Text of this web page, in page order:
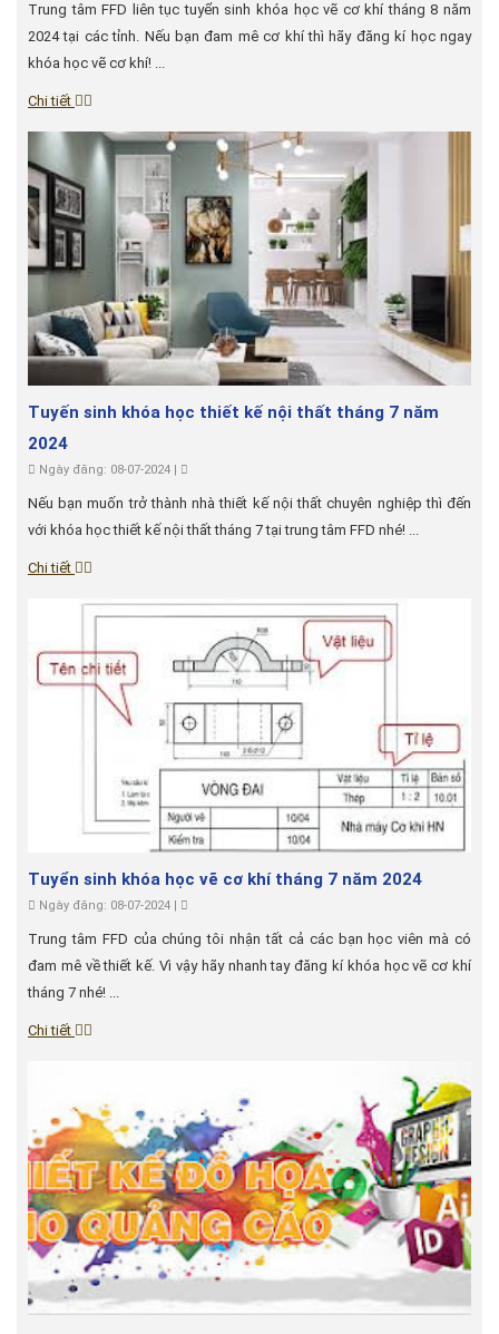
Trung tâm FFD liên tục tuyển sinh khóa học vẽ cơ khí tháng 8 năm
2024 tại các tỉnh. Nếu bạn đam mê cơ khí thì hãy đăng kí học ngay
khóa học vẽ cơ khí! ...
Chi tiết
Tuyến sinh khóa học thiết kế nội thất tháng 7 năm
2024
Ngày đăng: 08-07-2024 |
Nếu bạn muốn trở thành nhà thiết kế nội thất chuyên nghiệp thì đến
với khóa học thiết kế nội thất tháng 7 tại trung tâm FFD nhé! ...
Chi tiết
Tuyển sinh khóa học vẽ cơ khí tháng 7 năm 2024
Ngày đăng: 08-07-2024 |
Trung tâm FFD của chúng tôi nhận tất cả các bạn học viên mà có
đam mê về thiết kế. Vì vậy hãy nhanh tay đăng kí khóa học vẽ cơ khí
tháng 7 nhé! ...
Chi tiết